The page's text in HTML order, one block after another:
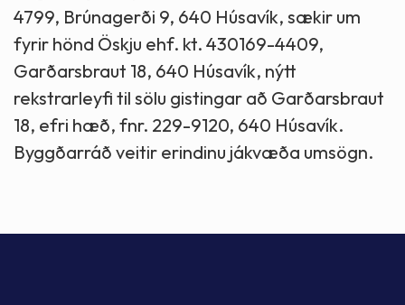
4799, Brúnagerði 9, 640 Húsavík, sækir um
fyrir hönd Öskju ehf. kt. 430169-4409,
Garðarsbraut 18, 640 Húsavík, nýtt
rekstrarleyfi til sölu gistingar að Garðarsbraut
18, efri hæð, fnr. 229-9120, 640 Húsavík.
Byggðarráð veitir erindinu jákvæða umsögn.